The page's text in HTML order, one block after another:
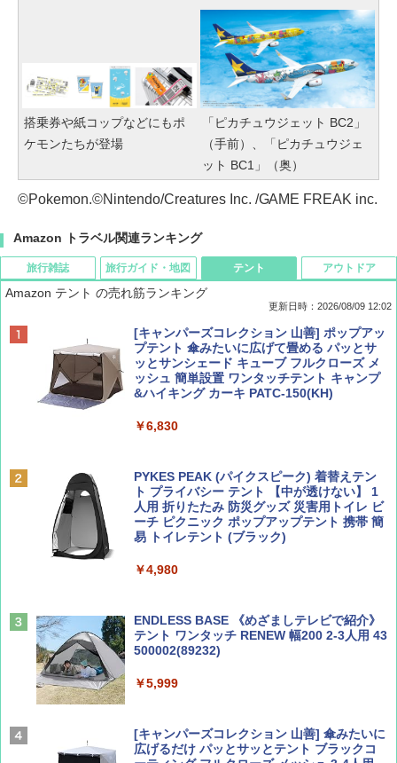
搭乗券や紙コップなどにもポ
ケモンたちが登場
「ピカチュウジェット BC2」
（手前）、「ピカチュウジェ
ット BC1」（奥）
©Pokemon.©Nintendo/Creatures Inc. /GAME FREAK inc.
Amazon トラベル関連ランキング
旅行雑誌
BE-PAL(ビ-パル) 2026年 9 月号【特別付録:
SOTO ミニマル"旅"財布 ランダム2種】
￥1,500
￥713
旅行ガイド・地図
地球の歩き方 スター・ウォーズ
￥2,695
￥2,079
球の歩き方A ヨーロッパ
ァキア 2026～2027 地球の歩き方A ヨーロッ
￥2,277
テント
Amazon テント の売れ筋ランキング
更新日時：2026/08/09 12:02
[キャンパーズコレクション 山善] ポップアッ
プテント 傘みたいに広げて畳める パッとサ
ッとサンシェード キューブ フルクローズ メ
ッシュ 簡単設置 ワンタッチテント キャンプ
&ハイキング カーキ PATC-150(KH)
￥6,830
PYKES PEAK (パイクスピーク) 着替えテン
ト プライバシー テント 【中が透けない】 1
人用 折りたたみ 防災グッズ 災害用トイレ ビ
ーチ ピクニック ポップアップテント 携帯 簡
易 トイレテント (ブラック)
￥4,980
ENDLESS BASE 《めざましテレビで紹介》
テント ワンタッチ RENEW 幅200 2-3人用 43
500002(89232)
￥5,999
[キャンパーズコレクション 山善] 傘みたいに
広げるだけ パッとサッとテント ブラックコ
アウトドア